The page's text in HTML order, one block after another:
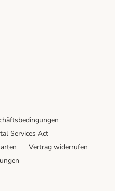
Services Act
Vertrag widerrufen